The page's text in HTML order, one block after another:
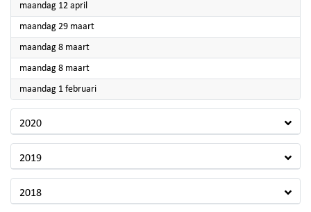
maandag 12 april
maandag 29 maart2021
maandag 8 maart2021
maandag 8 maart2021
maandag 1 februari2021
2020
2019
2018